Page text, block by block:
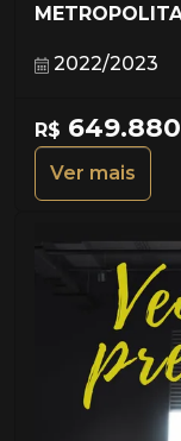
2022/2023
R$ 649.880
Ver mais